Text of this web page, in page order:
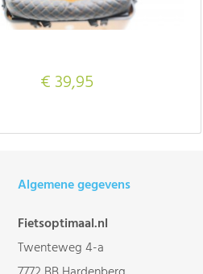
€ 39,95
Algemene gegevens
Fietsoptimaal.nl
Twenteweg 4-a